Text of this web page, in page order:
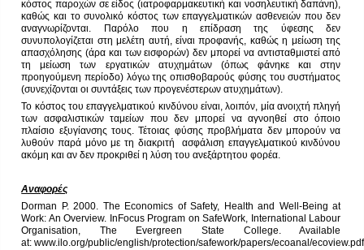
κόστος παροχών σε είδος (ιατροφαρμακευτική και νοσηλευτική δαπάνη),
καθώς και το συνολικό κόστος των επαγγελματικών ασθενειών που δεν
αναγνωρίζονται. Παρόλο που η επίδραση της ύφεσης δεν
συνυπολογίζεται στη μελέτη αυτή, είναι προφανής, καθώς η μείωση της
απασχόλησης (άρα και των εισφορών) δεν μπορεί να αντισταθμιστεί από
τη μείωση των εργατικών ατυχημάτων (όπως φάνηκε και στην
προηγούμενη περίοδο) λόγω της οπισθοβαρούς φύσης του συστήματος
(συνεχίζονται οι συντάξεις των προγενέστερων ατυχημάτων).
Το κόστος του επαγγελματικού κινδύνου είναι, λοιπόν, μία ανοιχτή πληγή
των ασφαλιστικών ταμείων που δεν μπορεί να αγνοηθεί στο όποιο
πλαίσιο εξυγίανσης τους. Τέτοιας φύσης προβλήματα δεν μπορούν να
λυθούν παρά μόνο με τη διακριτή ασφάλιση επαγγελματικού κινδύνου
ακόμη και αν δεν προκριθεί η λύση του ανεξάρτητου φορέα.
Αναφορές
Dorman P. 2000. The Economics of Safety, Health and Well-Being at
Work: An Overview. InFocus Program on SafeWork, International Labour
Organisation, The Evergreen State College. Available
at:www.ilo.org/public/english/protection/safework/papers/ecoanal/ecoview.pdf